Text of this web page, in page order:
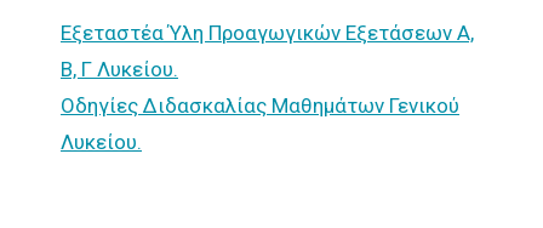
Εξεταστέα Ύλη Προαγωγικών Εξετάσεων Α,
Β, Γ Λυκείου.
Οδηγίες Διδασκαλίας Μαθημάτων Γενικού
Λυκείου.